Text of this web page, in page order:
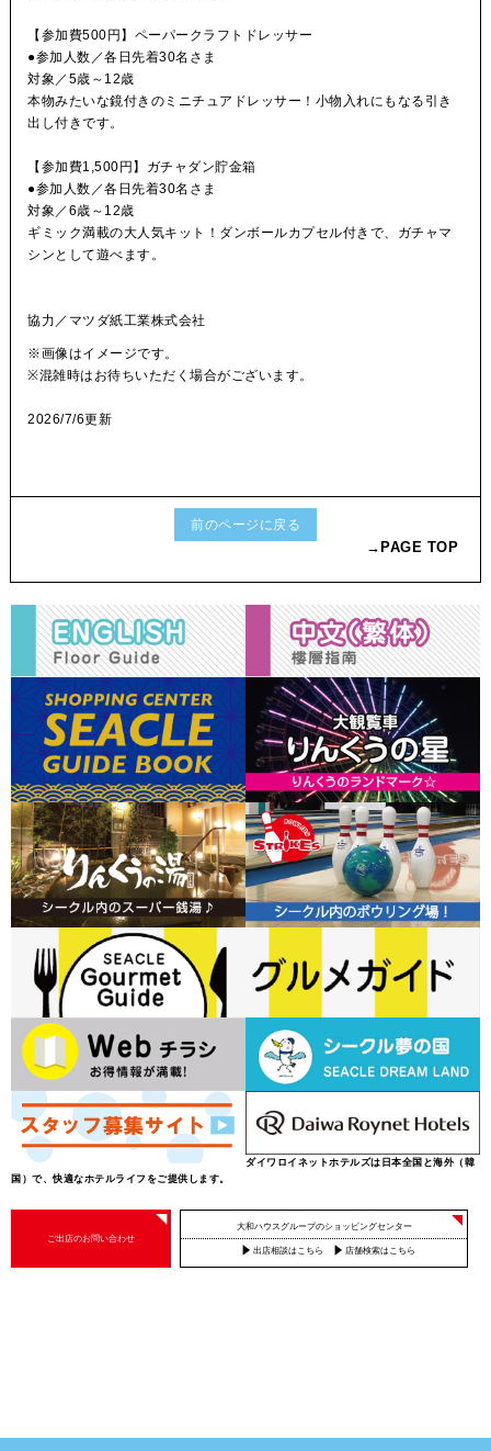
【参加費500円】ペーパークラフトドレッサー
●参加人数／各日先着30名さま
対象／5歳～12歳
本物みたいな鏡付きのミニチュアドレッサー！小物入れにもなる引き
出し付きです。
【参加費1,500円】ガチャダン貯金箱
●参加人数／各日先着30名さま
対象／6歳～12歳
ギミック満載の大人気キット！ダンボールカプセル付きで、ガチャマ
シンとして遊べます。
協力／マツダ紙工業株式会社
※画像はイメージです。
※混雑時はお待ちいただく場合がございます。
2026/7/6更新
前のページに戻る
→PAGE TOP
ダイワロイネットホテルズは日本全国と海外（韓
国）で、快適なホテルライフをご提供します。
ご出店のお問い合わせ
大和ハウスグループのショッピングセンター
出店相談はこちら 店舗検索はこちら